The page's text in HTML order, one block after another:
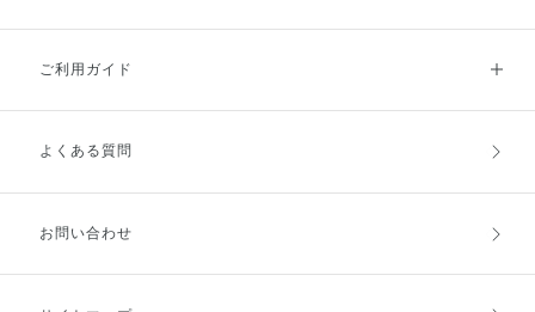
ご利用ガイド
ご利用ガイドトップ
お支払方法
よくある質問
お問い合わせ